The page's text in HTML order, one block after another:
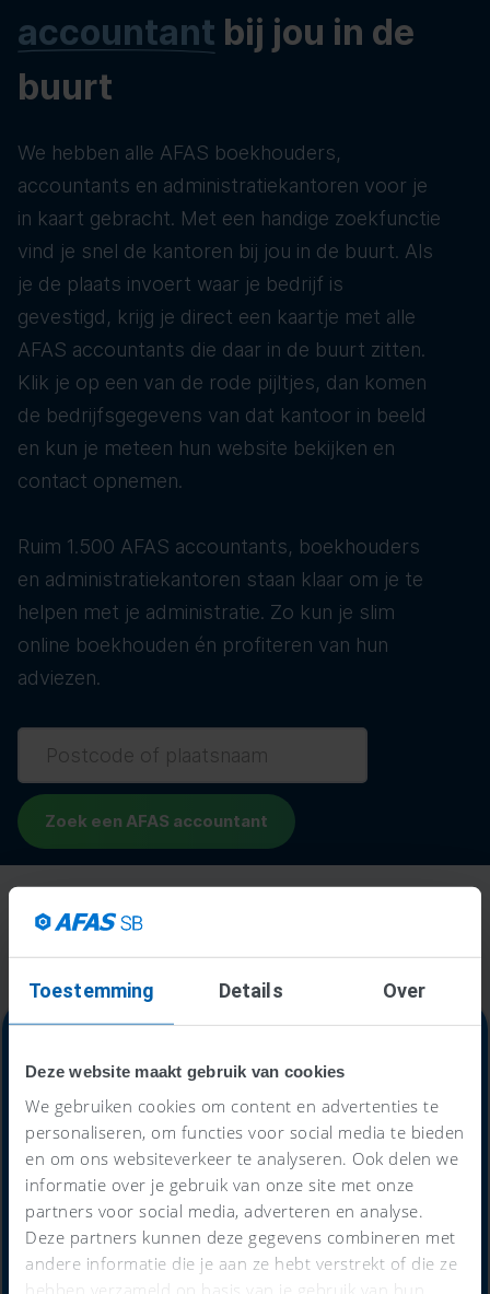
Toestemming Details Over
Deze website maakt gebruik van cookies
We gebruiken cookies om content en advertenties te
personaliseren, om functies voor social media te bieden
en om ons websiteverkeer te analyseren. Ook delen we
informatie over je gebruik van onze site met onze
partners voor social media, adverteren en analyse.
Deze partners kunnen deze gegevens combineren met
andere informatie die je aan ze hebt verstrekt of die ze
hebben verzameld op basis van je gebruik van hun
accountant bij jou in de
buurt
We hebben alle AFAS boekhouders,
accountants en administratiekantoren voor je
in kaart gebracht. Met een handige zoekfunctie
vind je snel de kantoren bij jou in de buurt. Als
je de plaats invoert waar je bedrijf is
gevestigd, krijg je direct een kaartje met alle
AFAS accountants die daar in de buurt zitten.
Klik je op een van de rode pijltjes, dan komen
de bedrijfsgegevens van dat kantoor in beeld
en kun je meteen hun website bekijken en
contact opnemen.
Ruim 1.500 AFAS accountants, boekhouders
en administratiekantoren staan klaar om je te
helpen met je administratie. Zo kun je slim
online boekhouden én profiteren van hun
adviezen.
Alles-in-één-prijs
€59
per maand